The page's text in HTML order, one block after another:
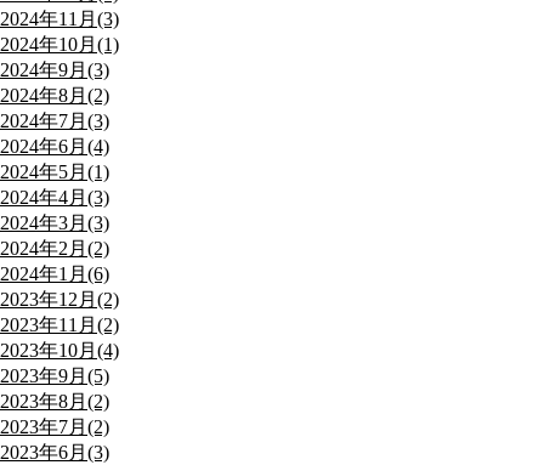
2024年11月(3)
2024年10月(1)
2024年9月(3)
2024年8月(2)
2024年7月(3)
2024年6月(4)
2024年5月(1)
2024年4月(3)
2024年3月(3)
2024年2月(2)
2024年1月(6)
2023年12月(2)
2023年11月(2)
2023年10月(4)
2023年9月(5)
2023年8月(2)
2023年7月(2)
2023年6月(3)